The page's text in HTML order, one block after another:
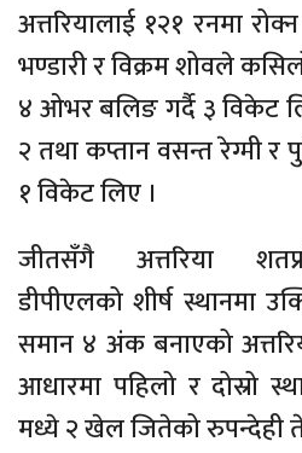
अत्तरियालाई १२१ रनमा
भण्डारी र विक्रम शोवले
४ ओभर बलिङ गर्दै ३ विकेट
२ तथा कप्तान वसन्त रेग्मी
१ विकेट लिए ।
जीतसँगै अत्तरिया
डीपीएलको शीर्ष स्थानमा
समान ४ अंक बनाएको
आधारमा पहिलो र दोस्रो
मध्ये २ खेल जितेको रुपन्देही